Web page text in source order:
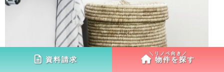
資料請求 物件を探す